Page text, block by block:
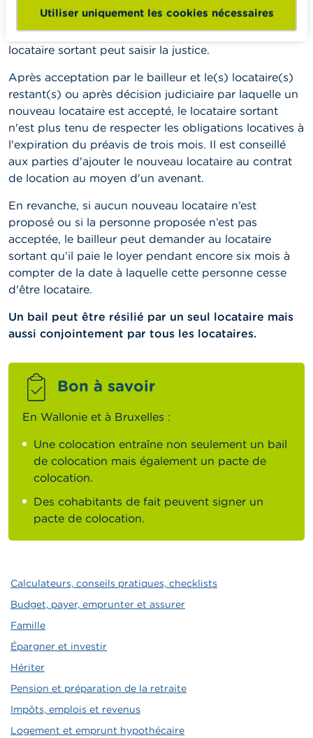
Utiliser uniquement les cookies nécessaires
Si le propriétaire et le(s) locataire(s) restant(s) n'ont
pas donné leur accord dans un délai de trois mois, le
locataire sortant peut saisir la justice.
Après acceptation par le bailleur et le(s) locataire(s)
restant(s) ou après décision judiciaire par laquelle un
nouveau locataire est accepté, le locataire sortant
n'est plus tenu de respecter les obligations locatives à
l'expiration du préavis de trois mois. Il est conseillé
aux parties d'ajouter le nouveau locataire au contrat
de location au moyen d'un avenant.
En revanche, si aucun nouveau locataire n’est
proposé ou si la personne proposée n’est pas
acceptée, le bailleur peut demander au locataire
sortant qu’il paie le loyer pendant encore six mois à
compter de la date à laquelle cette personne cesse
d'être locataire.
Un bail peut être résilié par un seul locataire mais
aussi conjointement par tous les locataires.
Bon à savoir
En Wallonie et à Bruxelles :
Une colocation entraîne non seulement un bail
de colocation mais également un pacte de
colocation.
Des cohabitants de fait peuvent signer un
pacte de colocation.
Calculateurs, conseils pratiques, checklists
Budget, payer, emprunter et assurer
Famille
Épargner et investir
Hériter
Pension et préparation de la retraite
Impôts, emplois et revenus
Logement et emprunt hypothécaire